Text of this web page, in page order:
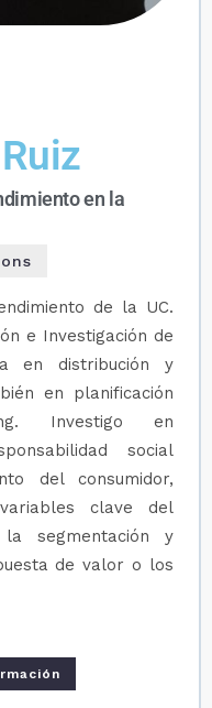
en la
de la UC.
e Investigación de
en distribución y
en planificación
Investigo en
social
del consumidor,
clave del
segmentación y
de valor o los